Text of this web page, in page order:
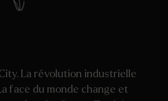
La révolution industrielle
face du monde change et